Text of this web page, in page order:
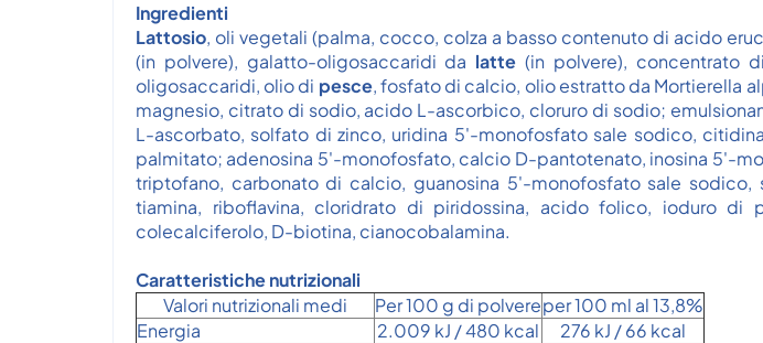
Ingredienti
Lattosio, oli vegetali (palma, cocco, colza a basso contenuto di acido
(in polvere), galatto-oligosaccaridi da latte(in polvere), concentrato
oligosaccaridi, olio di pesce, fosfato di calcio, olio estratto da Mortierella
magnesio, citrato di sodio, acido L-ascorbico, cloruro di sodio;
L-ascorbato, solfato di zinco, uridina 5'-monofosfato sale sodico,
palmitato; adenosina 5'-monofosfato, calcio D-pantotenato, inosina 5'-
triptofano, carbonato di calcio, guanosina 5'-monofosfato sale
tiamina, riboflavina, cloridrato di piridossina, acido folico, ioduro di
colecalciferolo, D-biotina, cianocobalamina.
Caratteristiche nutrizionali
Valori nutrizionali medi
Per 100 g di polvereper 100 ml al 13,8%
Energia
2.009 kJ / 480 kcal
276 kJ / 66 kcal